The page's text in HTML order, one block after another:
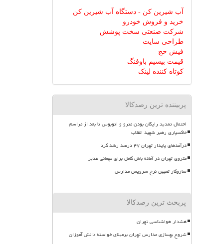
آب شیرین کن - دستگاه آب شیرین کن
خرید و فروش خودرو
شرکت صنعتی سخت پوشش
طراحی سایت
فیش حج
قیمت بیسیم باوفنگ
کوتاه کننده لینک
پربیننده ترین رصدکالا
احتمال تمدید رایگان بودن مترو و اتوبوس تا بعد از مراسم
خاکسپاری رهبر شهید انقلاب
درآمدهای پایدار تهران ۴۷ درصد رشد کرد
متروی تهران در آماده باش کامل برای مهمانی غدیر
سازوکار تعیین نرخ سرویس مدارس
پربحث ترین رصدکالا
هشدار هواشناسی تهران
شروع بهسازی مدارس تهران برمبنای خواسته دانش آموزان